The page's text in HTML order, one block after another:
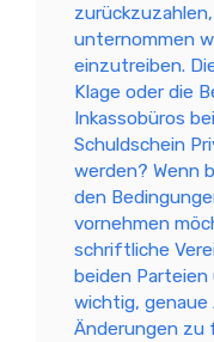
unternommen
einzutreiben.
Klage oder die
Inkassobüros
Schuldschein
werden? Wenn
den
vornehmen
schriftliche
beiden Parteien
wichtig, genaue
Änderungen zu